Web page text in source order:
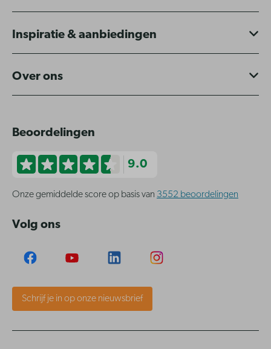
Inspiratie & aanbiedingen
Over ons
Beoordelingen
9.0
Onze gemiddelde score op basis van 3552 beoordelingen
Volg ons
Schrijf je in op onze nieuwsbrief